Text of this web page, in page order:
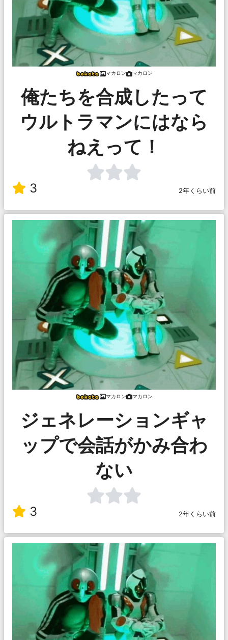
マカロン マカロン
俺たちを合成したって
ウルトラマンにはなら
ねえって！
3 2年くらい前
マカロン マカロン
ジェネレーションギャ
ップで会話がかみ合わ
ない
3 2年くらい前